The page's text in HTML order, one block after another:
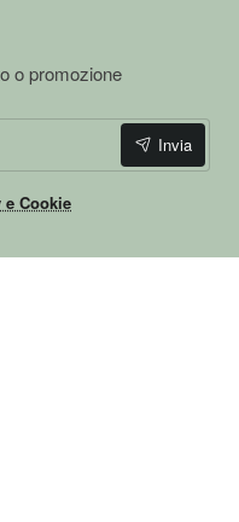
o promozione
Invia
e Cookie